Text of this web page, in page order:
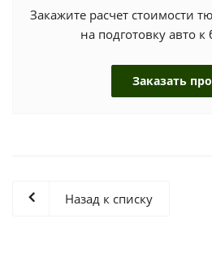
Закажите расчет стоимости
на подготовку авто
Заказать
Назад к списку